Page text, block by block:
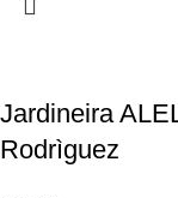
Jardineira
Rodrìguez